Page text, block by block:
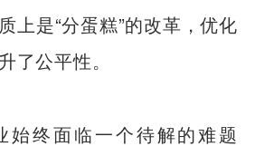
上是“分蛋糕”的改革，优化
了公平性。
始终面临一个待解的难题